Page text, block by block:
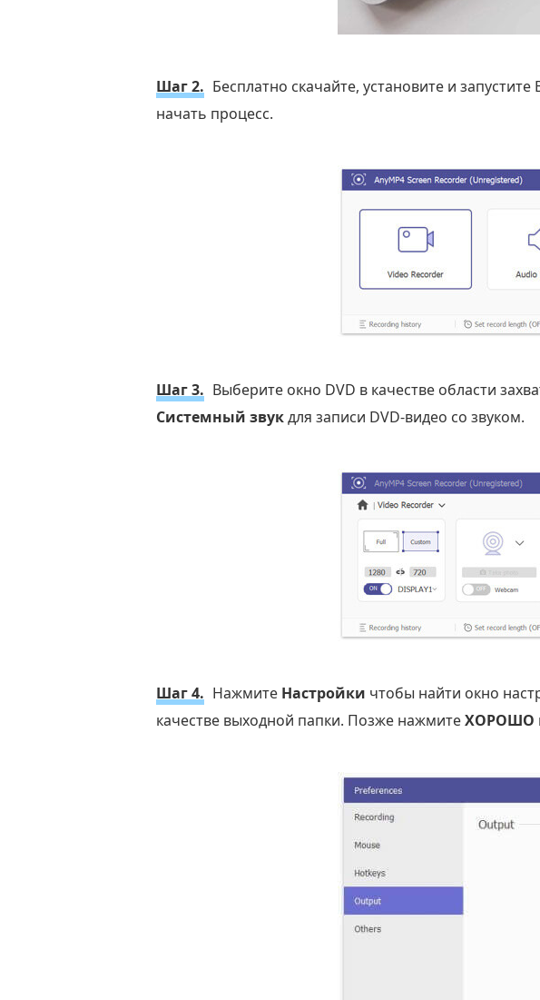
Шаг 2. Бесплатно скачайте, установите и
начать процесс.
Шаг 3. Выберите окно DVD в качестве области
Системный звукдля записи DVD-видео со звуком.
Шаг 4. Нажмите Настройки чтобы найти окно
качестве выходной папки. Позже нажмитеХОРОШО